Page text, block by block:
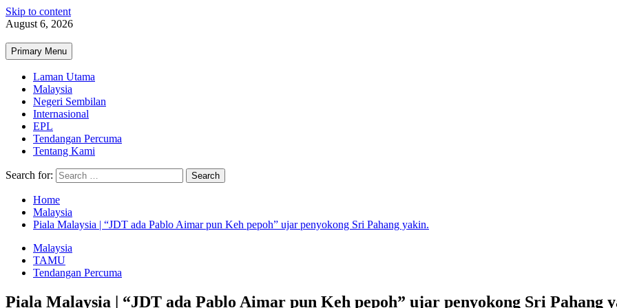
Skip to content
August 6, 2026
Primary Menu
Laman Utama
Malaysia
Negeri Sembilan
Internasional
EPL
Tendangan Percuma
Tentang Kami
Search for:
Home
Malaysia
Piala Malaysia | “JDT ada Pablo Aimar pun Keh pepoh” ujar penyokong Sri Pahang yakin.
Malaysia
TAMU
Tendangan Percuma
Piala Malaysia | “JDT ada Pablo Aimar pun Keh pepoh” ujar penyokong Sri Pahang